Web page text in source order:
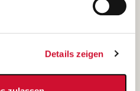
Details zeigen